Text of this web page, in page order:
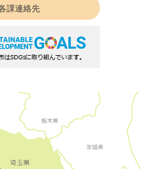
課連絡先